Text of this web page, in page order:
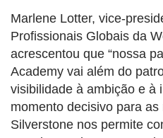
Marlene Lotter, vice-
Profissionais Globais da
acrescentou que “nossa
Academy vai além do
visibilidade à ambição e à
momento decisivo para
Silverstone nos permite